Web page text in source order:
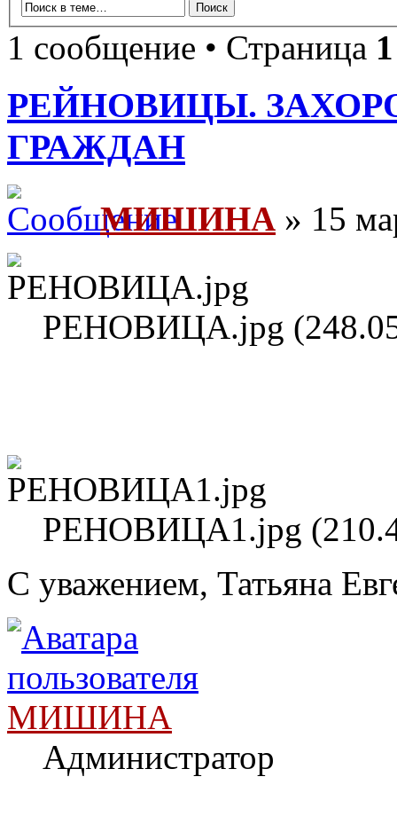
1 сообщение • Страница 1
РЕЙНОВИЦЫ.
ГРАЖДАН
МИШИНА » 15
РЕНОВИЦА.jpg
РЕНОВИЦА1.jpg
С уважением, Татьяна
МИШИНА
Администратор